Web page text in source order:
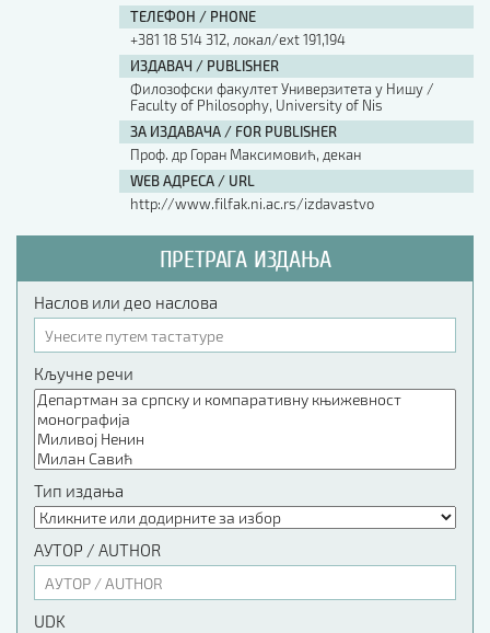
ТЕЛЕФОН / PHONE
+381 18 514 312, локал/ext 191,194
ИЗДАВАЧ / PUBLISHER
Филозофски факултет Универзитета у Нишу /
Faculty of Philosophy, University of Nis
ЗА ИЗДАВАЧА / FOR PUBLISHER
Проф. др Горан Максимовић, декан
WEB АДРЕСА / URL
http://www.filfak.ni.ac.rs/izdavastvo
ПРЕТРАГА ИЗДАЊА
Наслов или део наслова
Кључне речи
Тип издања
АУТОР / AUTHOR
UDK